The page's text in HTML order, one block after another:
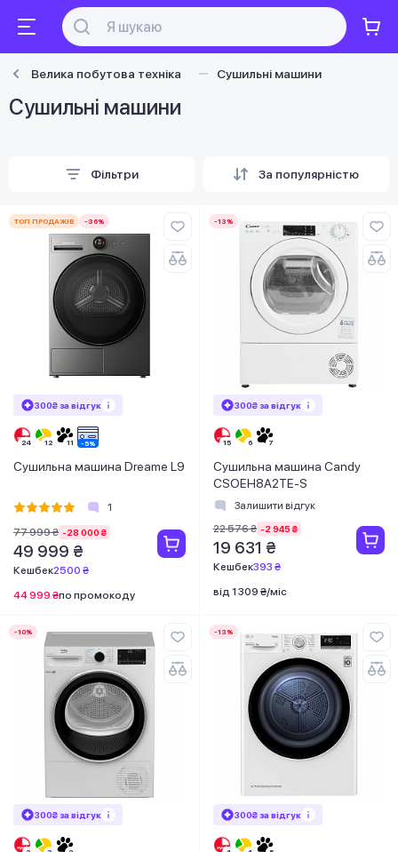
Велика побутова техніка Сушильні машини
Сушильні машини
Фільтри За популярністю
ТОП ПРОДАЖІВ -36%
300₴ за відгук
Сушильна машина Dreame L9
1
77 999 ₴ -28 000 ₴
49 999 ₴
Кешбек2500 ₴
44 999 ₴по промокоду
-13%
300₴ за відгук
Сушильна машина Candy
CSOEH8A2TE-S
Залишити відгук
22 576 ₴ -2 945 ₴
19 631 ₴
Кешбек393 ₴
від 1 309 ₴/міс
-10%
300₴ за відгук
-13%
300₴ за відгук